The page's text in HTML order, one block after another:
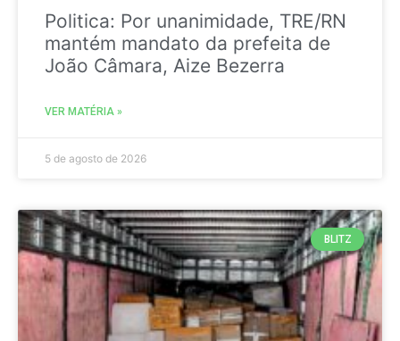
Politica: Por unanimidade, TRE/RN
mantém mandato da prefeita de
João Câmara, Aize Bezerra
VER MATÉRIA »
5 de agosto de 2026
BLITZ